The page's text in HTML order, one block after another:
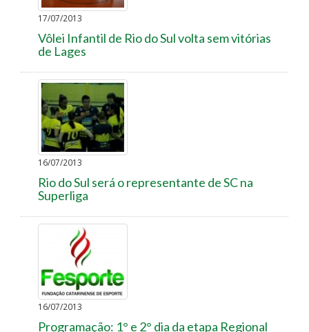
17/07/2013
Vôlei Infantil de Rio do Sul volta sem vitórias
de Lages
16/07/2013
Rio do Sul será o representante de SC na
Superliga
16/07/2013
Programação: 1° e 2° dia da etapa Regional